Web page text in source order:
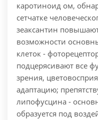
каротиноид ом,
сетчатке
зеаксантин
возможности
клеток -
подцерясивают все
зрения,
адаптацию;
липофусцина -
образуется под